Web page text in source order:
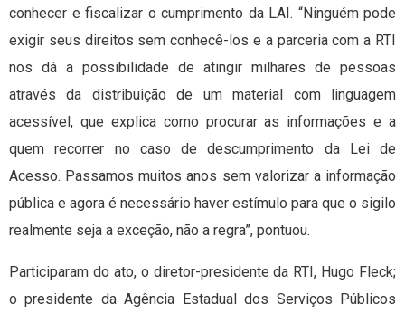
conhecer e fiscalizar o cumprimento da LAI. “Ninguém pode
exigir seus direitos sem conhecê-los e a parceria com a RTI
nos dá a possibilidade de atingir milhares de pessoas
através da distribuição de um material com linguagem
acessível, que explica como procurar as informações e a
quem recorrer no caso de descumprimento da Lei de
Acesso. Passamos muitos anos sem valorizar a informação
pública e agora é necessário haver estímulo para que o sigilo
realmente seja a exceção, não a regra”, pontuou.
Participaram do ato, o diretor-presidente da RTI, Hugo Fleck;
o presidente da Agência Estadual dos Serviços Públicos